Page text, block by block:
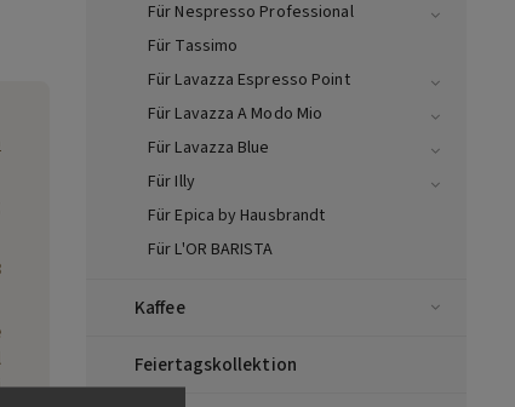
Für Nespresso Professional
Für Tassimo
Für Lavazza Espresso Point
Für Lavazza A Modo Mio
Für Lavazza Blue
Für Illy
Für Epica by Hausbrandt
Für L'OR BARISTA
Kaffee
Feiertagskollektion